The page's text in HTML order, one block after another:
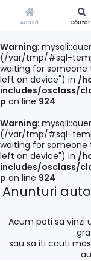
Warning:
(/var/tmp/#sql-
waiting for someone
left on device") in /
includes/osclass/
p on line 924
Warning:
(/var/tmp/#sql-
waiting for someone
left on device") in /
includes/osclass/
p on line 924
Anunturi
Acum poti sa vinzi
sau sa iti cauti
Acasă